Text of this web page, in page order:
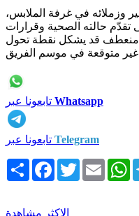
وزملائه في غرفة الملابس،
حالته الصحية وقرارات
في منعطف قد يشكل نقطة تحول
Whatsapp
Telegram
انشر Facebook
TwitterEmail
الاكثر مشاهدة